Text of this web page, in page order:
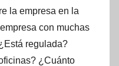
la empresa en la
con muchas
regulada?
¿Cuánto